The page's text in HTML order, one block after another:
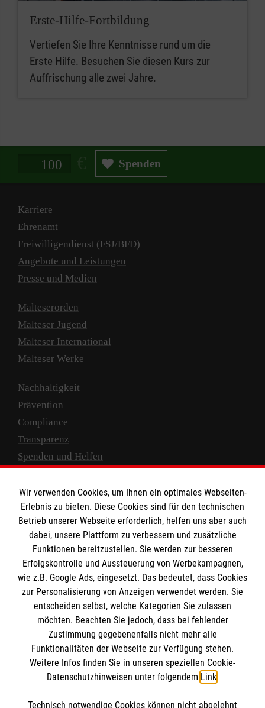
Erste-Hilfe-Fortbildung
Vertiefen Sie Ihre Kenntnisse rund um die
Erste Hilfe. Besuchen Sie diesen Kurs zur
Auffrischung alle zwei Jahre.
Spendenbetrag in Euro Spenden
Karriere
Ehrenamt
Freiwilligendienst (FSJ/BFD)
Angebote und Leistungen
Presse und Medien
Malteserorden
Malteser Jugend
Malteser International
Malteser Werke
Nachhaltigkeit
Prävention
Compliance
Transparenz
Spenden und Helfen
Empfänger: Malteser Hilfsdienst e.V.
IBAN: DE10 3706 0120 1201 2000 12
BIC: GENODED 1PA7
Newsletter abonnieren
Wir verwenden Cookies, um Ihnen ein optimales Webseiten-
Erlebnis zu bieten. Diese Cookies sind für den technischen
Betrieb unserer Webseite erforderlich, helfen uns aber auch
dabei, unsere Plattform zu verbessern und zusätzliche
Funktionen bereitzustellen. Sie werden zur besseren
Erfolgskontrolle und Aussteuerung von Werbekampagnen,
wie z.B. Google Ads, eingesetzt. Das bedeutet, dass Cookies
zur Personalisierung von Anzeigen verwendet werden. Sie
entscheiden selbst, welche Kategorien Sie zulassen
möchten. Beachten Sie jedoch, dass bei fehlender
Zustimmung gegebenenfalls nicht mehr alle
Funktionalitäten der Webseite zur Verfügung stehen.
Weitere Infos finden Sie in unseren speziellen Cookie-
Datenschutzhinweisen unter folgendem Link.
Technisch notwendige Cookies können nicht abgelehnt